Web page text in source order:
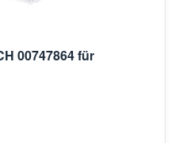
00747864 für